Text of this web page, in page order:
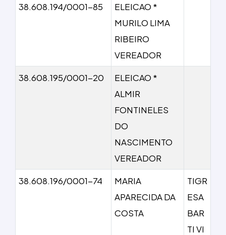
38.608.194/0001-85
ELEICAO *
MURILO LIMA
RIBEIRO
VEREADOR
38.608.195/0001-20
ELEICAO *
ALMIR
FONTINELES
DO
NASCIMENTO
VEREADOR
38.608.196/0001-74
MARIA
APARECIDA DA
COSTA
TIGR
ESA
BAR
TI VI